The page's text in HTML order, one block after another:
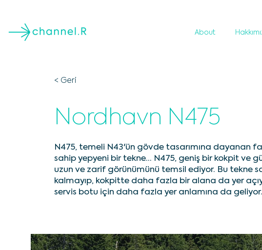
About
< Geri
Nordhavn N475
N475, temeli N43'ün gövde tasarımına dayanan
sahip yepyeni bir tekne... N475, geniş bir kokpit ve
uzun ve zarif görünümünü temsil ediyor. Bu tekne
kalmayıp, kokpitte daha fazla bir alana da yer
servis botu için daha fazla yer anlamına da geliyor.